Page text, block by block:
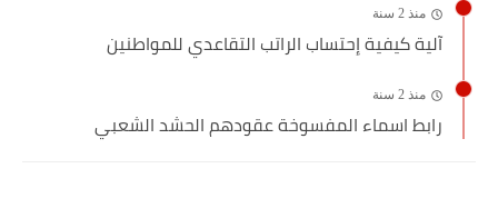
منذ 2 سنة
آلية كيفية إحتساب الراتب التقاعدي للمواطنين
منذ 2 سنة
رابط اسماء المفسوخة عقودهم الحشد الشعبي